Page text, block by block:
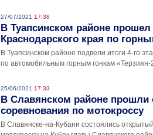
27/07/2021 17:38
В Туапсинском районе прошел
Краснодарского края по
В Туапсинском районе подвели итоги 4-го
по автомобильным горным гонкам «Терзиян-
25/06/2021 17:33
В Славянском районе прошли
соревнования по мотокроссу
В Славянске-на-Кубани состоялись